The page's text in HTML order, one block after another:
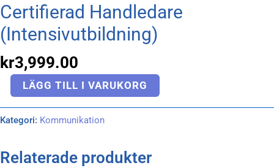
Certifierad Handledare
(Intensivutbildning)
kr3,999.00
LÄGG TILL I VARUKORG
Kategori: Kommunikation
Relaterade produkter